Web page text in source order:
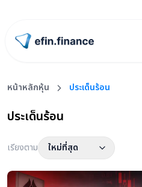
ไปหน้าแรก
หน้าหลักหุ้น ประเด็นร้อน
ประเด็นร้อน
เรียงตาม ใหม่ที่สุด